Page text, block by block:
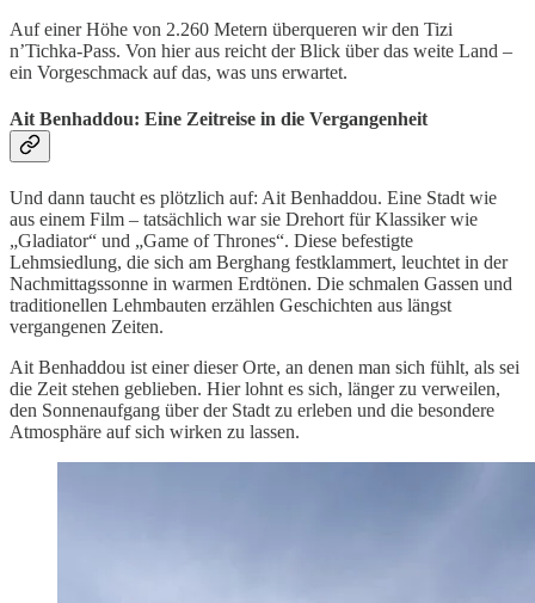
Auf einer Höhe von 2.260 Metern überqueren wir den Tizi
n’Tichka-Pass. Von hier aus reicht der Blick über das weite Land –
ein Vorgeschmack auf das, was uns erwartet.
Ait Benhaddou: Eine Zeitreise in die Vergangenheit
Und dann taucht es plötzlich auf: Ait Benhaddou. Eine Stadt wie
aus einem Film – tatsächlich war sie Drehort für Klassiker wie
„Gladiator“ und „Game of Thrones“. Diese befestigte
Lehmsiedlung, die sich am Berghang festklammert, leuchtet in der
Nachmittagssonne in warmen Erdtönen. Die schmalen Gassen und
traditionellen Lehmbauten erzählen Geschichten aus längst
vergangenen Zeiten.
Ait Benhaddou ist einer dieser Orte, an denen man sich fühlt, als sei
die Zeit stehen geblieben. Hier lohnt es sich, länger zu verweilen,
den Sonnenaufgang über der Stadt zu erleben und die besondere
Atmosphäre auf sich wirken zu lassen.